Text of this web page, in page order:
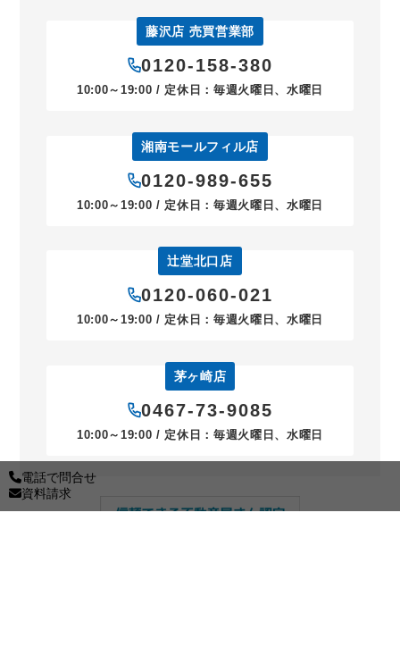
藤沢店 売買営業部
0120-158-380
10:00～19:00 / 定休日：毎週火曜日、水曜日
湘南モールフィル店
0120-989-655
10:00～19:00 / 定休日：毎週火曜日、水曜日
辻堂北口店
0120-060-021
10:00～19:00 / 定休日：毎週火曜日、水曜日
茅ヶ崎店
0467-73-9085
10:00～19:00 / 定休日：毎週火曜日、水曜日
電話で問合せ
資料請求